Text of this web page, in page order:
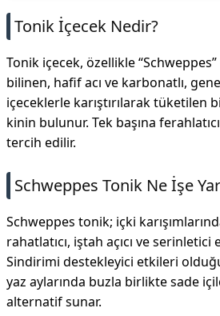
Tonik İçecek Nedir?
Tonik içecek, özellikle
bilinen, hafif acı ve karbonatlı,
içeceklerle karıştırılarak tüketilen
kinin bulunur. Tek başına
tercih edilir.
Schweppes Tonik Ne İşe
Schweppes tonik; içki
rahatlatıcı, iştah açıcı ve
Sindirimi destekleyici etkileri
yaz aylarında buzla birlikte sade
alternatif sunar.